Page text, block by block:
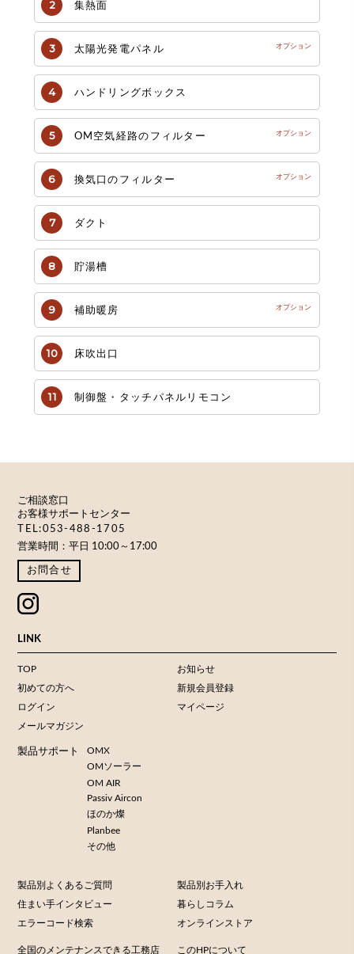
集熱面
太陽光発電パネル
ハンドリングボックス
OM空気経路のフィルター
換気口のフィルター
ダクト
貯湯槽
補助暖房
床吹出口
制御盤・タッチパネルリモコン
ご相談窓口
お客様サポートセンター
TEL:053-488-1705
営業時間：平日 10:00～17:00
お問合せ
LINK
TOP
お知らせ
初めての方へ
新規会員登録
ログイン
マイページ
メールマガジン
製品サポート
OMX
OMソーラー
OM AIR
Passiv Aircon
ほのか燦
Planbee
その他
製品別よくあるご質問
製品別お手入れ
住まい手インタビュー
暮らしコラム
エラーコード検索
オンラインストア
全国のメンテナンスできる工務店 このHPについて